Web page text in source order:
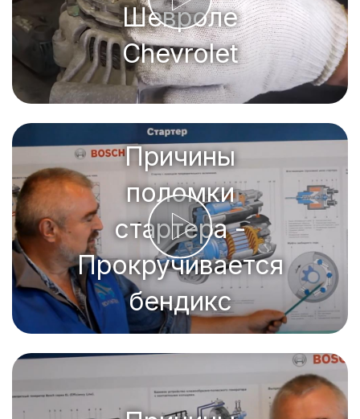
Шевроле
Chevrolet
Причины
поломки
стартера -
Прокручивается
бендикс